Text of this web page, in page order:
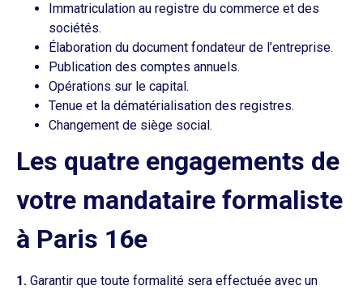
Immatriculation au registre du commerce et des
sociétés.
Élaboration du document fondateur de l’entreprise.
Publication des comptes annuels.
Opérations sur le capital.
Tenue et la dématérialisation des registres.
Changement de siège social.
Les quatre engagements de
votre mandataire formaliste
à Paris 16e
1. Garantir que toute formalité sera effectuée avec un